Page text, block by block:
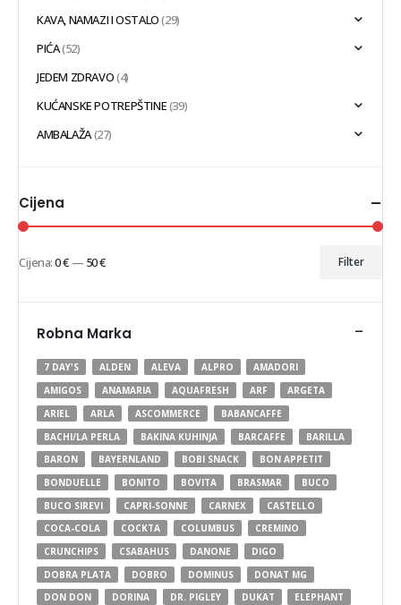
KAVA, NAMAZI I OSTALO(29)
PIĆA(52)
JEDEM ZDRAVO(4)
KUĆANSKE POTREPŠTINE(39)
AMBALAŽA(27)
Cijena
Min
Maks
Filter
Cijena:0 € — 50 €
Robna Marka -
7 DAY'S ALDEN ALEVA ALPRO
AMADORI
AMIGOS
ANAMARIA AQUAFRESH ARF
ARGETA
ARIEL
ARLA ASCOMMERCE
BABANCAFFE
BACHI/LA PERLA
BAKINA KUHINJA BARCAFFE
BARILLA
BARON
BAYERNLAND BOBI SNACK
BON APPETIT
BONDUELLE
BONITO BOVITA BRASMAR
BUCO
BUCO SIREVI
CAPRI-SONNE CARNEX
CASTELLO
COCA-COLA
COCKTA COLUMBUS
CREMINO
CRUNCHIPS
CSABAHUS DANONE
DIGO
DOBRA PLATA
DOBRO DOMINUS
DONAT MG
DON DON
DORINA DR. PIGLEY DUKAT
ELEPHANT